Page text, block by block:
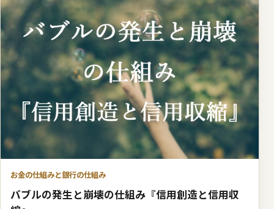
お金の仕組みと銀行の仕組み
バブルの発生と崩壊の仕組み『信用創造と信用収